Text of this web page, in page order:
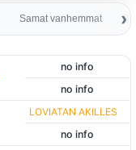
Samat vanhemmat
no info
no info
LOVIATAN AKILLES
no info